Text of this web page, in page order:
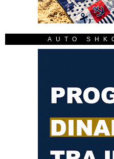
AUTO